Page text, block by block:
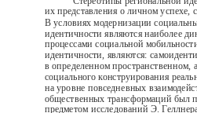
их представления о личном успехе,
В условиях модернизации
идентичности являются наиболее
процессами социальной
идентичности, являются:
в определенном пространственном,
социального конструирования
на уровне повседневных
общественных трансформаций был
предметом исследований Э.